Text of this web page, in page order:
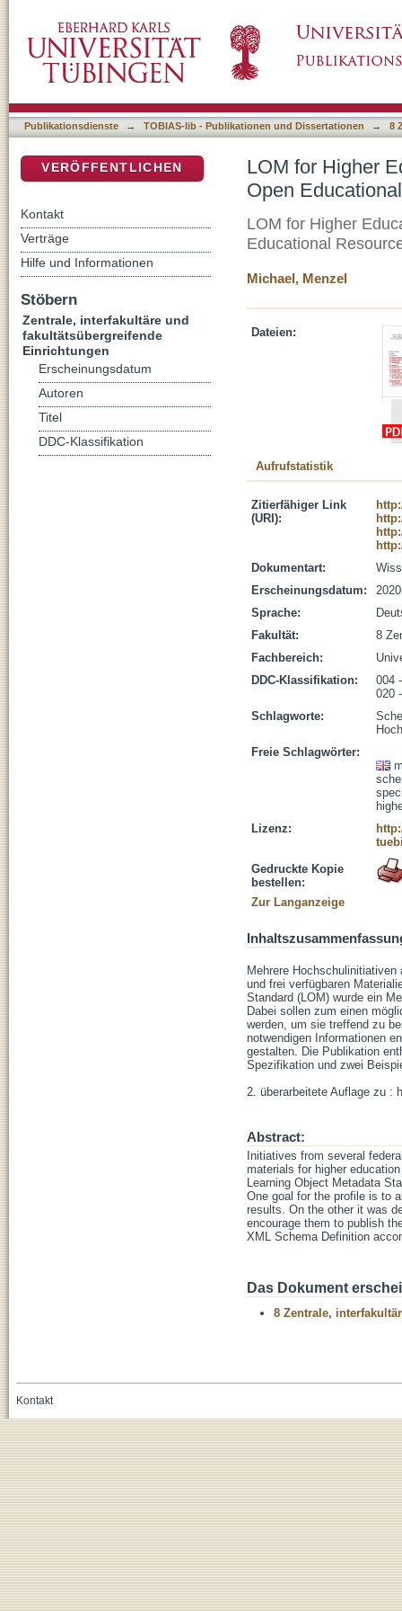
Resources im Hochschulbereich (2. Aufl.)
Publikationsdienste → TOBIAS-lib - Publikationen und Dissertationen → 8
LOM for Higher
Open
LOM for Higher
Educational
Michael, Menzel
Dateien:
Aufrufstatistik
Zitierfähiger Link
(URI):
Dokumentart:
Erscheinungsdatum:
Sprache:
Fakultät:
8
Fachbereich:
DDC-Klassifikation:
004
020
Schlagworte:
Freie Schlagwörter:
Lizenz:
Gedruckte Kopie
bestellen:
Zur Langanzeige
Mehrere
und frei verfügbaren
Standard (LOM) wurde ein
Dabei sollen zum einen
werden, um sie treffend zu
notwendigen Informationen
gestalten. Die Publikation
Spezifikation und zwei
2. überarbeitete Auflage zu :
Abstract:
Initiatives from several
materials for higher
Learning Object Metadata
One goal for the profile is to
results. On the other it was
encourage them to publish
XML Schema Definition
Das Dokument
8 Zentrale,
VERÖFFENTLICHEN
Kontakt
Verträge
Hilfe und Informationen
Stöbern
Zentrale, interfakultäre und
fakultätsübergreifende
Einrichtungen
Erscheinungsdatum
Autoren
Titel
DDC-Klassifikation
Kontakt